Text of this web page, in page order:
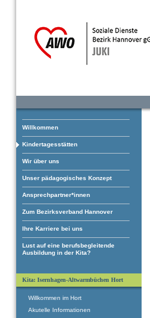
Willkommen
Kindertagesstätten
Wir über uns
Unser pädagogisches Konzept
Ansprechpartner*innen
Zum Bezirksverband Hannover
Ihre Karriere bei uns
Lust auf eine berufsbegleitende
Ausbildung in der Kita?
Kita: Isernhagen-Altwarmbüchen Hort
Willkommen im Hort
Akutelle Informationen